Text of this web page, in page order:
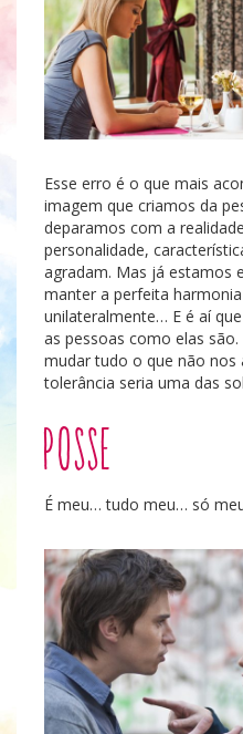
Esse erro é o que mais
imagem que criamos da
deparamos com a
personalidade,
agradam. Mas já estamos
manter a perfeita
unilateralmente… E é aí
as pessoas como elas
mudar tudo o que não nos
tolerância seria uma das
Posse
É meu… tudo meu… só